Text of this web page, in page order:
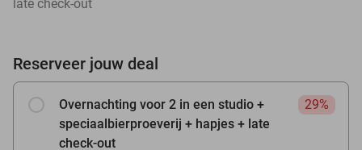
late check-out
Reserveer jouw deal
Overnachting voor 2 in een studio +
speciaalbierproeverij + hapjes + late
check-out
29%